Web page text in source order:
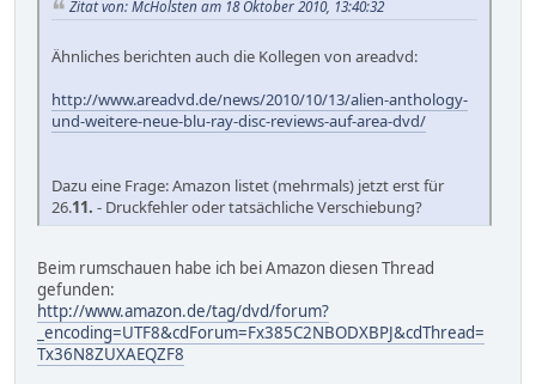
Zitat von: McHolsten am 18 Oktober 2010, 13:40:32
Ähnliches berichten auch die Kollegen von areadvd:
http://www.areadvd.de/news/2010/10/13/alien-anthology-
und-weitere-neue-blu-ray-disc-reviews-auf-area-dvd/
Dazu eine Frage: Amazon listet (mehrmals) jetzt erst für
26.11. - Druckfehler oder tatsächliche Verschiebung?
Beim rumschauen habe ich bei Amazon diesen Thread
gefunden:
http://www.amazon.de/tag/dvd/forum?
_encoding=UTF8&cdForum=Fx385C2NBODXBPJ&cdThread=
Tx36N8ZUXAEQZF8